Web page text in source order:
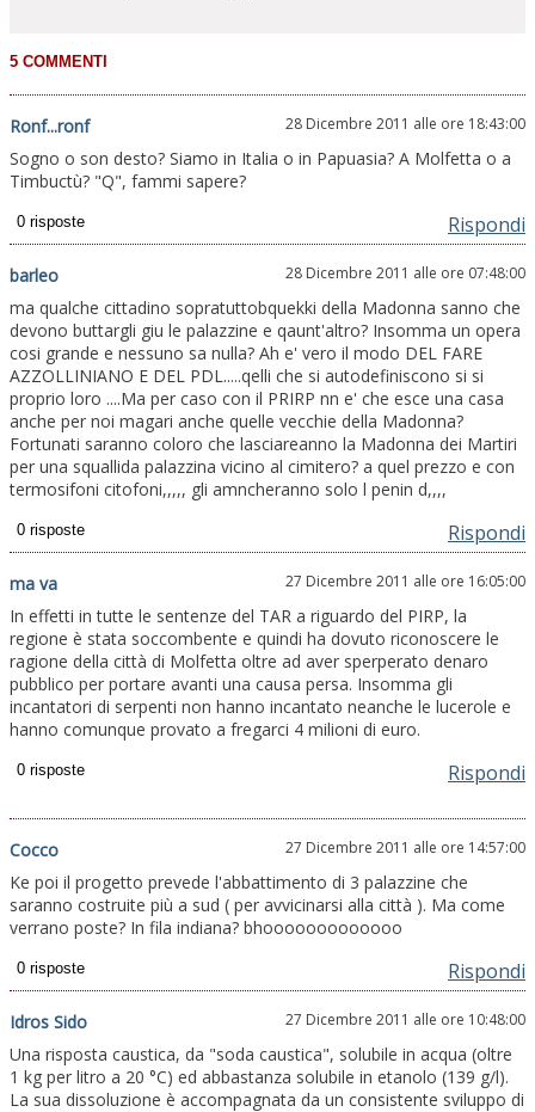
Ronf...ronf 28 Dicembre 2011 alle ore 18:43:00
Sogno o son desto? Siamo in Italia o in Papuasia? A Molfetta o a
Timbuctù? "Q", fammi sapere?
Rispondi
barleo 28 Dicembre 2011 alle ore 07:48:00
ma qualche cittadino sopratuttobquekki della Madonna sanno che
devono buttargli giu le palazzine e qaunt'altro? Insomma un opera
cosi grande e nessuno sa nulla? Ah e' vero il modo DEL FARE
AZZOLLINIANO E DEL PDL.....qelli che si autodefiniscono si si
proprio loro ....Ma per caso con il PRIRP nn e' che esce una casa
anche per noi magari anche quelle vecchie della Madonna?
Fortunati saranno coloro che lasciareanno la Madonna dei Martiri
per una squallida palazzina vicino al cimitero? a quel prezzo e con
termosifoni citofoni,,,,, gli amncheranno solo l penin d,,,,
Rispondi
ma va 27 Dicembre 2011 alle ore 16:05:00
In effetti in tutte le sentenze del TAR a riguardo del PIRP, la
regione è stata soccombente e quindi ha dovuto riconoscere le
ragione della città di Molfetta oltre ad aver sperperato denaro
pubblico per portare avanti una causa persa. Insomma gli
incantatori di serpenti non hanno incantato neanche le lucerole e
hanno comunque provato a fregarci 4 milioni di euro.
Rispondi
Cocco 27 Dicembre 2011 alle ore 14:57:00
Ke poi il progetto prevede l'abbattimento di 3 palazzine che
saranno costruite più a sud ( per avvicinarsi alla città ). Ma come
verrano poste? In fila indiana? bhooooooooooooo
Rispondi
Idros Sido 27 Dicembre 2011 alle ore 10:48:00
Una risposta caustica, da "soda caustica", solubile in acqua (oltre
1 kg per litro a 20 °C) ed abbastanza solubile in etanolo (139 g/l).
La sua dissoluzione è accompagnata da un consistente sviluppo di